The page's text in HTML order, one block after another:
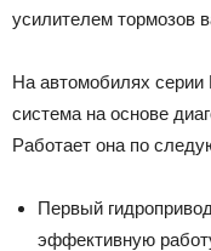
усилителем тормозов
На автомобилях серии
система на основе
Работает она по
Первый
эффективную